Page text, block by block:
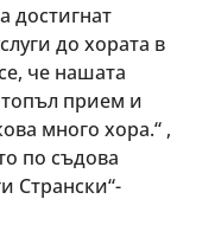
достигнат
до хората в
че нашата
прием и
много хора.“ ,
по съдова
Странски“-